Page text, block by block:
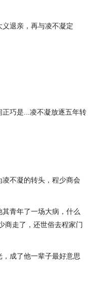
退亲，再与凌不凝定
巧是...凌不凝放逐五年转
不凝的转头，程少商会
青年了一场大病，什么
商走了，还世俗去程家门
成了他一辈子最好意思